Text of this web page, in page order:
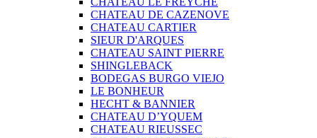
CHATEAU DE CAZENOVE
CHATEAU CARTIER
SIEUR D'ARQUES
CHATEAU SAINT PIERRE
SHINGLEBACK
BODEGAS BURGO VIEJO
LE BONHEUR
HECHT & BANNIER
CHATEAU D’YQUEM
CHATEAU RIEUSSEC